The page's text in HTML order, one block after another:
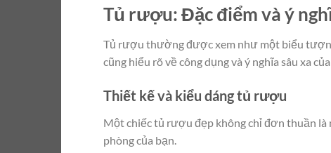
Tủ rượu: Đặc điểm và ý
Tủ rượu thường được xem như một biểu
cũng hiểu rõ về công dụng và ý nghĩa sâu xa
Thiết kế và kiểu dáng tủ rượu
Một chiếc tủ rượu đẹp không chỉ đơn thuần
phòng của bạn.